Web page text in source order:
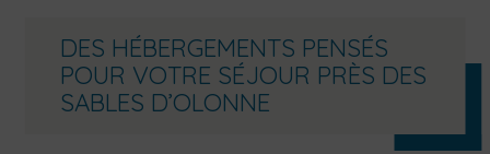
DES HÉBERGEMENTS PENSÉS
POUR VOTRE SÉJOUR PRÈS DES
SABLES D’OLONNE